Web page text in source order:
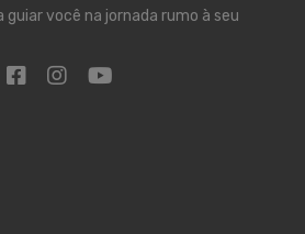
guiar você na jornada rumo à seu